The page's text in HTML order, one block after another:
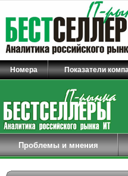
Номера Показатели
Проблемы и мнения